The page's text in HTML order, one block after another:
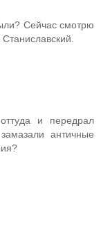
Сейчас смотрю
и передрал
античные